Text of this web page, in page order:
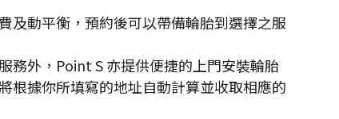
及動平衡，預約後可以帶備輪胎到選擇之服
務外，Point S 亦提供便捷的上門安裝輪胎
根據你所填寫的地址自動計算並收取相應的